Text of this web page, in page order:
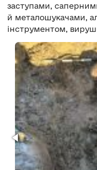
заступами,
й металошукачами,
інструментом,